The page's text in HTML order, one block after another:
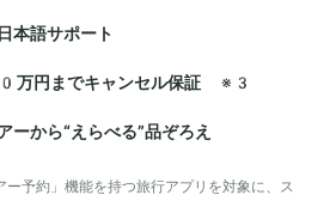
語サポート
円までキャンセル保証 ※3
から“えらべる”品ぞろえ
予約」機能を持つ旅行アプリを対象に、ス